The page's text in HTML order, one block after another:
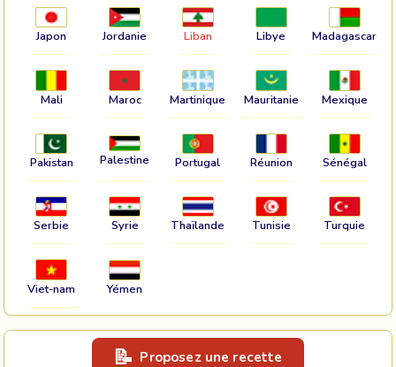
Japon Jordanie Liban Libye Madagascar
Mali Maroc Martinique Mauritanie Mexique
Pakistan Palestine Portugal Réunion Sénégal
Serbie Syrie Thaïlande Tunisie Turquie
Viet-nam Yémen
Proposez une recette